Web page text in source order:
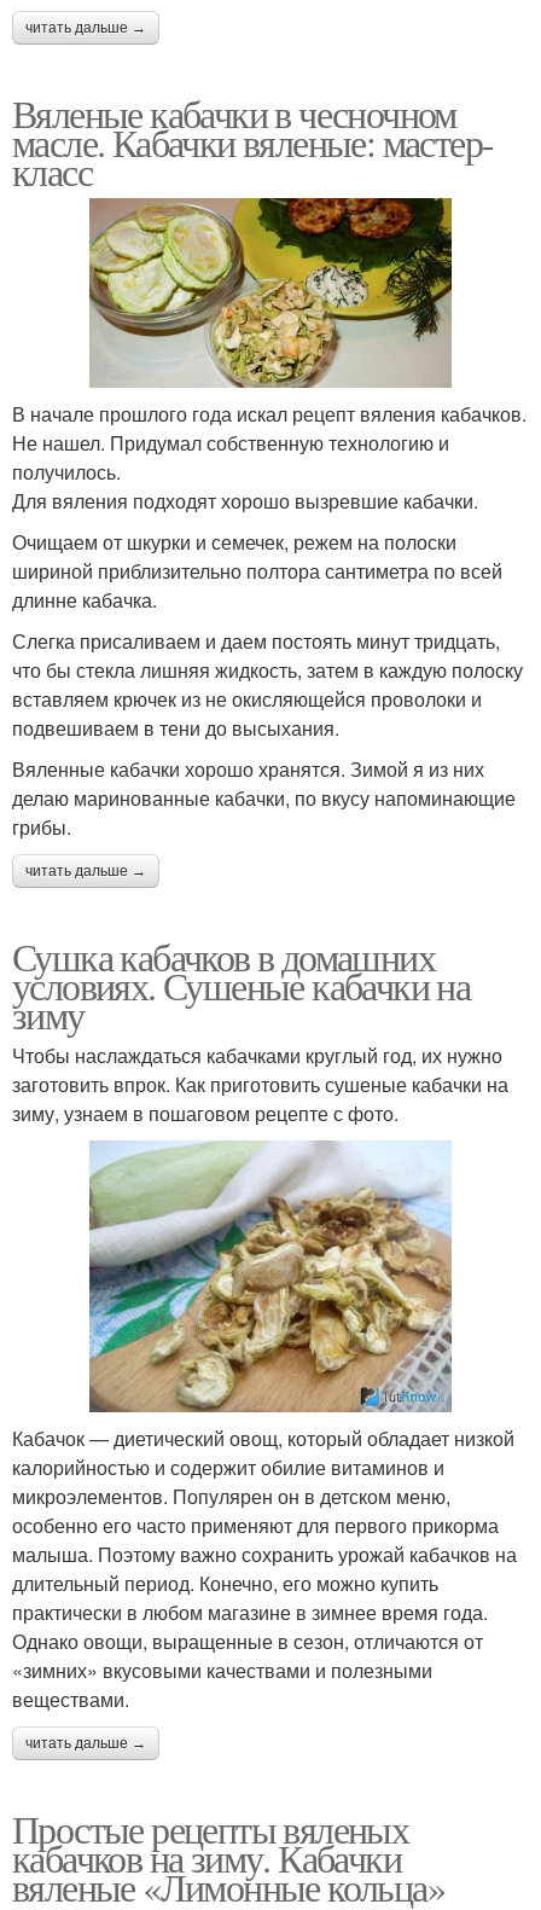
читать дальше →
Вяленые кабачки в чесночном
масле. Кабачки вяленые: мастер-
класс
В начале прошлого года искал рецепт вяления кабачков.
Не нашел. Придумал собственную технологию и
получилось.
Для вяления подходят хорошо вызревшие кабачки.
Очищаем от шкурки и семечек, режем на полоски
шириной приблизительно полтора сантиметра по всей
длинне кабачка.
Слегка присаливаем и даем постоять минут тридцать,
что бы стекла лишняя жидкость, затем в каждую полоску
вставляем крючек из не окисляющейся проволоки и
подвешиваем в тени до высыхания.
Вяленные кабачки хорошо хранятся. Зимой я из них
делаю маринованные кабачки, по вкусу напоминающие
грибы.
читать дальше →
Сушка кабачков в домашних
условиях. Сушеные кабачки на
зиму
Чтобы наслаждаться кабачками круглый год, их нужно
заготовить впрок. Как приготовить сушеные кабачки на
зиму, узнаем в пошаговом рецепте с фото.
Кабачок — диетический овощ, который обладает низкой
калорийностью и содержит обилие витаминов и
микроэлементов. Популярен он в детском меню,
особенно его часто применяют для первого прикорма
малыша. Поэтому важно сохранить урожай кабачков на
длительный период. Конечно, его можно купить
практически в любом магазине в зимнее время года.
Однако овощи, выращенные в сезон, отличаются от
«зимних» вкусовыми качествами и полезными
веществами.
читать дальше →
Простые рецепты вяленых
кабачков на зиму. Кабачки
вяленые «Лимонные кольца»